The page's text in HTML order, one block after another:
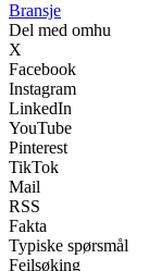
Bransje
Del med omhu
X
Facebook
Instagram
LinkedIn
YouTube
Pinterest
TikTok
Mail
RSS
Fakta
Typiske spørsmål
Feilsøking